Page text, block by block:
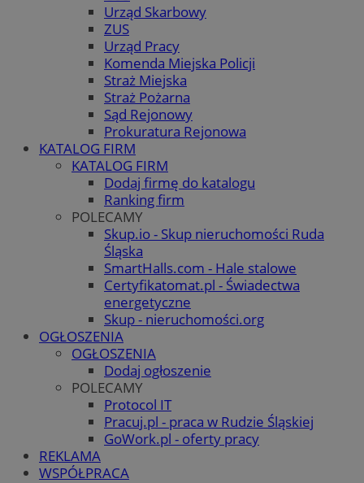
Urząd Skarbowy
ZUS
Urząd Pracy
Komenda Miejska Policji
Straż Miejska
Straż Pożarna
Sąd Rejonowy
Prokuratura Rejonowa
KATALOG FIRM
KATALOG FIRM
Dodaj firmę do katalogu
Ranking firm
POLECAMY
Skup.io - Skup nieruchomości Ruda
Śląska
SmartHalls.com - Hale stalowe
Certyfikatomat.pl - Świadectwa
energetyczne
Skup - nieruchomości.org
OGŁOSZENIA
OGŁOSZENIA
Dodaj ogłoszenie
POLECAMY
Protocol IT
Pracuj.pl - praca w Rudzie Śląskiej
GoWork.pl - oferty pracy
REKLAMA
WSPÓŁPRACA